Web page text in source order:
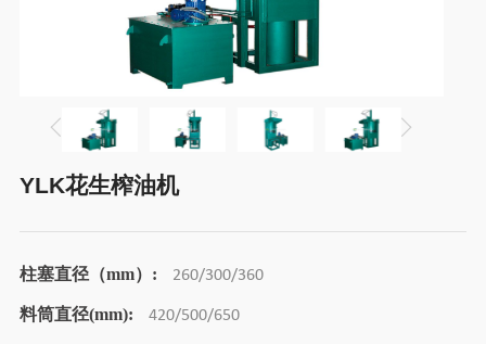
YLK花生榨油机
柱塞直径（mm）: 260/300/360
料筒直径(mm): 420/500/650